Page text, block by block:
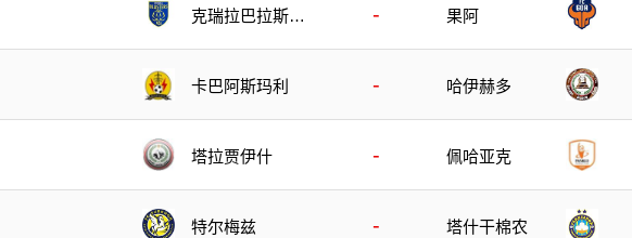
克瑞拉巴拉斯特
- 果阿
卡巴阿斯玛利 - 哈伊赫多
塔拉贾伊什 - 佩哈亚克
特尔梅兹 - 塔什干棉农